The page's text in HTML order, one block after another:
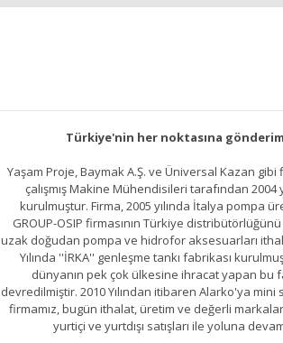
Türkiye'nin her noktasına
Yaşam Proje, Baymak A.Ş. ve Üniversal Kazan
çalışmış Makine Mühendisileri tarafından 2004
kurulmuştur. Firma, 2005 yılında İtalya pompa
GROUP-OSIP firmasının Türkiye distribütörlüğünü
uzak doğudan pompa ve hidrofor aksesuarları
Yılında ''İRKA'' genleşme tankı fabrikası
dünyanın pek çok ülkesine ihracat yapan bu
devredilmiştir. 2010 Yılından itibaren Alarko'ya
firmamız, bugün ithalat, üretim ve değerli
yurtiçi ve yurtdışı satışları ile yoluna